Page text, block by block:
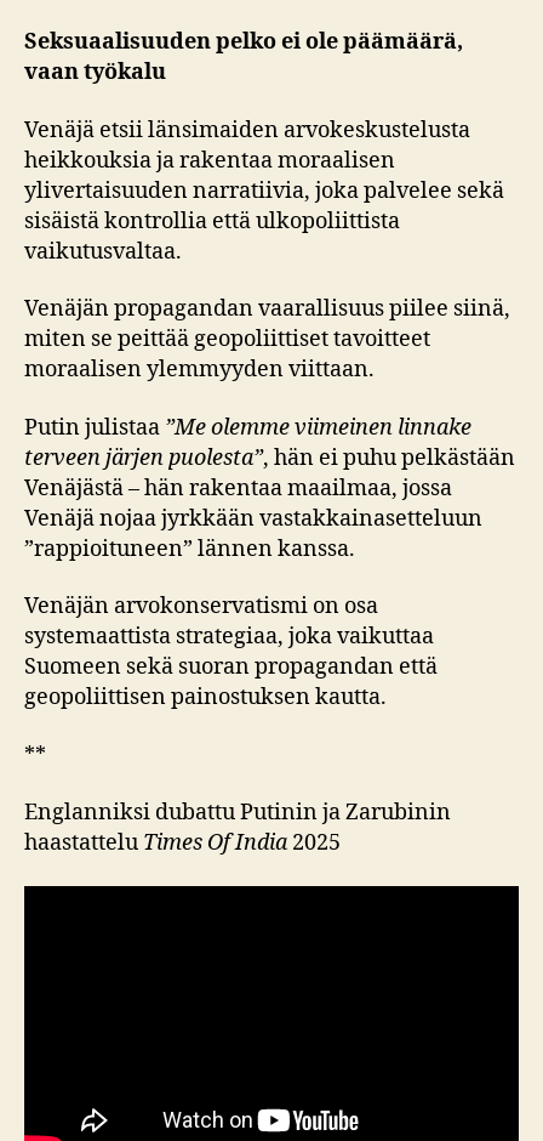
Seksuaalisuuden pelko ei ole päämäärä,
vaan työkalu
Venäjä etsii länsimaiden arvokeskustelusta
heikkouksia ja rakentaa moraalisen
ylivertaisuuden narratiivia, joka palvelee sekä
sisäistä kontrollia että ulkopoliittista
vaikutusvaltaa.
Venäjän propagandan vaarallisuus piilee siinä,
miten se peittää geopoliittiset tavoitteet
moraalisen ylemmyyden viittaan.
Putin julistaa ”Me olemme viimeinen linnake
terveen järjen puolesta”, hän ei puhu pelkästään
Venäjästä – hän rakentaa maailmaa, jossa
Venäjä nojaa jyrkkään vastakkainasetteluun
”rappioituneen” lännen kanssa.
Venäjän arvokonservatismi on osa
systemaattista strategiaa, joka vaikuttaa
Suomeen sekä suoran propagandan että
geopoliittisen painostuksen kautta.
**
Englanniksi dubattu Putinin ja Zarubinin
haastattelu Times Of India 2025